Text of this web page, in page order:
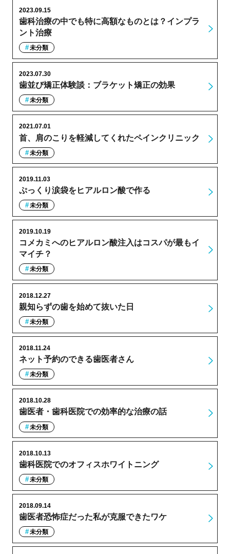
歯科治療の中でも特に高額なものとは？インプラ
ント治療
2023.09.15
未分類
歯並び矯正体験談：ブラケット矯正の効果
2023.07.30
未分類
首、肩のこりを軽減してくれたペインクリニック
2021.07.01
未分類
ぷっくり涙袋をヒアルロン酸で作る
2019.11.03
未分類
コメカミへのヒアルロン酸注入はコスパが最もイ
マイチ？
2019.10.19
未分類
親知らずの歯を始めて抜いた日
2018.12.27
未分類
ネット予約のできる歯医者さん
2018.11.24
未分類
歯医者・歯科医院での効率的な治療の話
2018.10.28
未分類
歯科医院でのオフィスホワイトニング
2018.10.13
未分類
歯医者恐怖症だった私が克服できたワケ
2018.09.14
未分類